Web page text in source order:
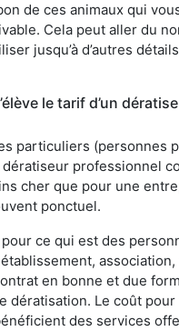
de ces animaux qui
Cela peut aller du
jusqu’à d’autres
le tarif d’un
particuliers (personnes
dératiseur professionnel
cher que pour une
ponctuel.
ce qui est des
association,
en bonne et due
dératisation. Le coût pour
des services